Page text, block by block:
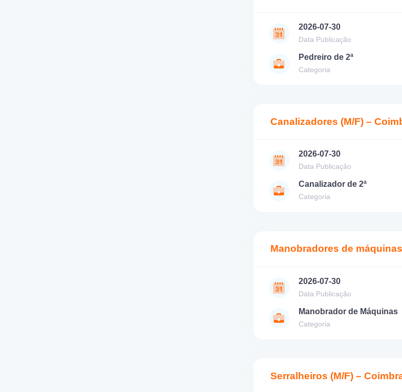
2026-07-30
Data Publicação
Pedreiro de 2ª
Categoria
Canalizadores (M/F) –
2026-07-30
Data Publicação
Canalizador de 2ª
Categoria
Manobradores de
2026-07-30
Data Publicação
Manobrador de Máquinas
Categoria
Serralheiros (M/F) –